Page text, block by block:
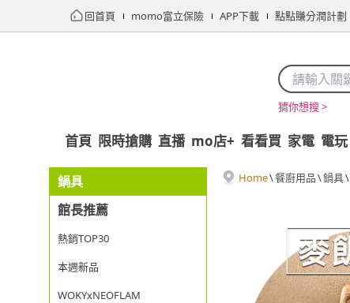
回首頁 momo富立保險 APP下載 點點賺分潤計劃
猜你想搜 >
首頁 限時搶購 直播 mo店+ 看看買 家電 電玩
鍋具
館長推薦
熱銷TOP30
本週新品
WOKYxNEOFLAM
Home\餐廚用品\鍋具\